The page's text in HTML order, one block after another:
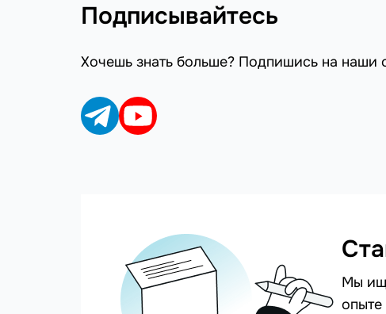
Подписывайтесь
Хочешь знать больше? Подпишись на наши
Мы
опыте